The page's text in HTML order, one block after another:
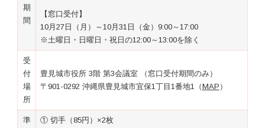
期
間
【窓口受付】
10月27日（月）～10月31日（金）9:00～17:00
※土曜日・日曜日・祝日の12:00～13:00を除く
受
付
場
所
豊見城市役所 3階 第3会議室 （窓口受付期間のみ）
〒901-0292 沖縄県豊見城市宜保1丁目1番地1（MAP ）
準
① 切手（85円）×2枚